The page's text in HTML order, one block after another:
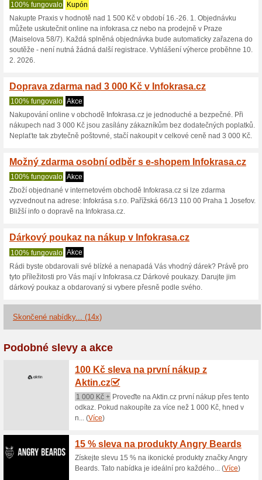
Infokrasa.cz
4 aktuální nabídky
Zobrazení:
Pokračovat na
Získávejte upozornění na
Aktuální slevy a
Sleva a soutěž o
100% fungovalo Kupón
Nakupte Praxis v hodnotě
můžete uskutečnit online na